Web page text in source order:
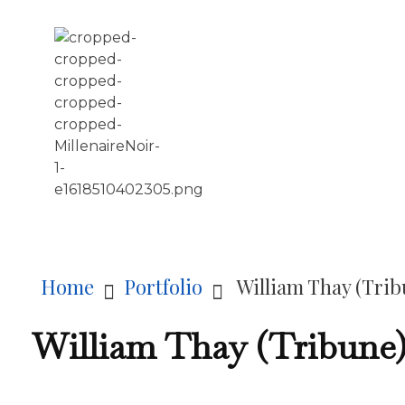
Home Portfolio William Thay
William Thay